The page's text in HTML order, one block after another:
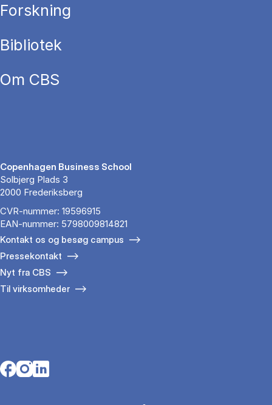
Forskning
Bibliotek
Om CBS
Copenhagen Business School
Solbjerg Plads 3
2000 Frederiksberg
CVR-nummer: 19596915
EAN-nummer: 5798009814821
Kontakt os og besøg campus
Pressekontakt
Nyt fra CBS
Til virksomheder
Opens in a new tab
Opens in a new tab
Opens in a new tab